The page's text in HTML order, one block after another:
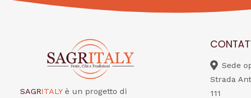
SAGRITALY è un progetto di
Sede
Strada
111